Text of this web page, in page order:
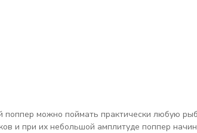
можно поймать практически любую
и при их небольшой амплитуде поппер